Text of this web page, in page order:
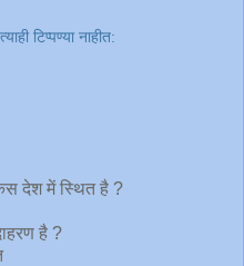
टिप्पण्‍या नाहीत:
देश में स्थित है ?
है ?